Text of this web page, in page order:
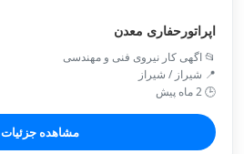
اپراتورحفاری معدن
📂 اگهی کار نیروی فنی و مهندسی
📍 شیراز / شیراز
🕒 2 ماه پیش
مشاهده جزئیات